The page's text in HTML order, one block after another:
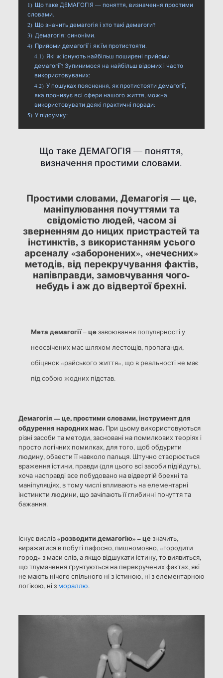
1) Що таке ДЕМАГОГІЯ — поняття, визначення простими
словами.
2) Що значить демагогія і хто такі демагоги?
3) Демагогія: синоніми.
4) Прийоми демагогії і як їм протистояти.
4.1) Які ж існують найбільш поширені прийоми
демагогії? Зупинимося на найбільш відомих і часто
використовуваних:
4.2) У пошуках пояснення, як протистояти демагогії,
яка пронизує всі сфери нашого життя, можна
використовувати деякі практичні поради:
5) У підсумку:
Що таке ДЕМАГОГІЯ — поняття,
визначення простими словами.
Простими словами, Демагогія — це,
маніпулювання почуттями та
свідомістю людей, часом зі
зверненням до ницих пристрастей та
інстинктів, з використанням усього
арсеналу «заборонених», «нечесних»
методів, від перекручування фактів,
напівправди, замовчування чого-
небудь і аж до відвертої брехні.
Мета демагогії – цезавоювання популярності у
неосвічених мас шляхом лестощів, пропаганди,
обіцянок «райського життя», що в реальності не має
під собою жодних підстав.
Демагогія — це, простими словами, інструмент для
обдурення народних мас.При цьому використовуються
різні засоби та методи, засновані на помилкових теоріях і
просто логічних помилках, для того, щоб обдурити
людину, обвести її навколо пальця. Штучно створюється
враження істини, правди (для цього всі засоби підійдуть),
хоча насправді все побудовано на відвертій брехні та
маніпуляціях, в тому числі впливають на елементарні
інстинкти людини, що зачіпають її глибинні почуття та
бажання.
Існує вислів«розводити демагогію» – цезначить,
виражатися в побуті пафосно, пишномовно, «городити
город» з маси слів, а якщо відшукати істину, то виявиться,
що тлумачення ґрунтуються на перекручених фактах, які
не мають нічого спільного ні з істиною, ні з елементарною
логікою, ні з мораллю.